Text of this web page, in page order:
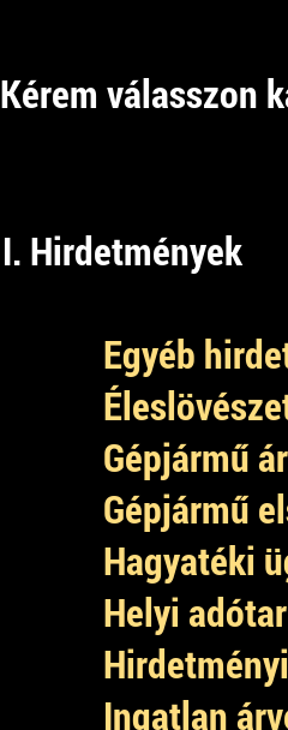
Kérem válasszon
I. Hirdetmények
Egyéb
Gépjármű
Gépjármű
Hagyatéki
Helyi
Ingatlan